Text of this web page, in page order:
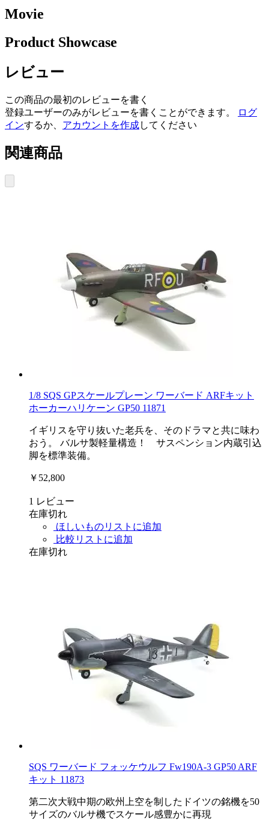
Movie
Product Showcase
レビュー
この商品の最初のレビューを書く
登録ユーザーのみがレビューを書くことができます。
ログ
インするか、 アカウントを作成してください
関連商品
1/8 SQS GPスケールプレーン ワーバード ARFキット
ホーカーハリケーン GP50 11871
イギリスを守り抜いた老兵を、そのドラマと共に味わ
おう。 バルサ製軽量構造！ サスペンション内蔵引込
脚を標準装備。
￥52,800
1 レビュー
在庫切れ
ほしいものリストに追加
比較リストに追加
在庫切れ
SQS ワーバード フォッケウルフ Fw190A-3 GP50 ARF
キット 11873
第二次大戦中期の欧州上空を制したドイツの銘機を50
サイズのバルサ機でスケール感豊かに再現